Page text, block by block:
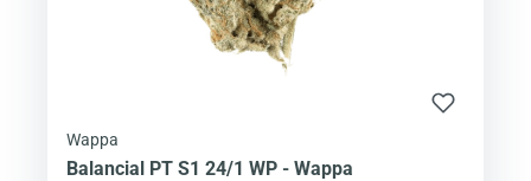
Wappa
Balancial PT S1 24/1 WP - Wappa